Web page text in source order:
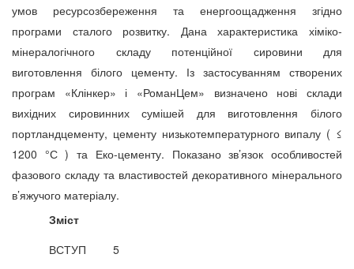
умов ресурсозбереження та енергоощадження згідно
програми сталого розвитку. Дана характеристика хіміко-
мінералогічного складу потенційної сировини для
виготовлення білого цементу. Із застосуванням створених
програм «Клінкер» і «РоманЦем» визначено нові склади
вихідних сировинних сумішей для виготовлення білого
портландцементу, цементу низькотемпературного випалу ( ≤
1200 °С ) та Еко-цементу. Показано зв’язок особливостей
фазового складу та властивостей декоративного мінерального
в’яжучого матеріалу.
Зміст
ВСТУП
5